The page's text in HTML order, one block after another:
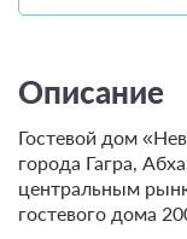
Описание
Гостевой дом
города Гагра,
центральным
гостевого дома